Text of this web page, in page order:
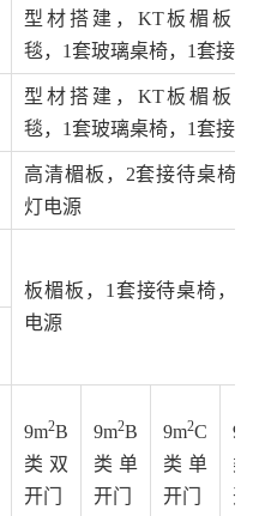
型材搭建，KT板楣板
毯，1套玻璃桌椅，1套接
型材搭建，KT板楣板
毯，1套玻璃桌椅，1套接
高清楣板，2套接待桌椅
灯电源
板楣板，1套接待桌椅，
电源
9m2B
类双
开门
9m2B
类单
开门
9m2C
类单
开门